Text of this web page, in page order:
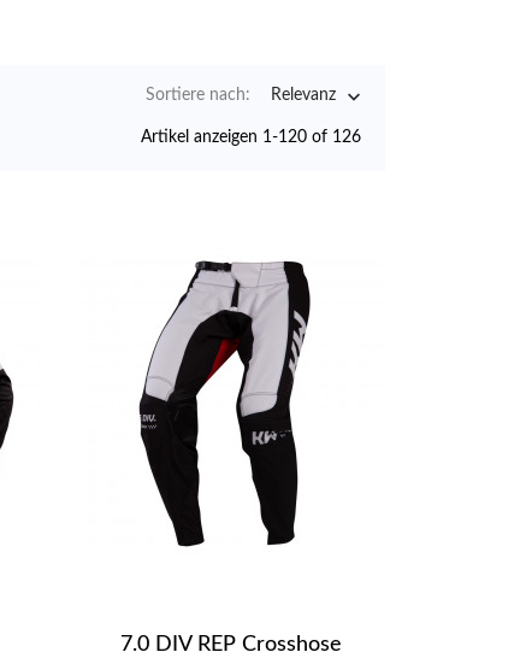
Sortiere nach: Relevanz 
Artikel anzeigen 1-120 of 126
7.0 DIV REP Crosshose